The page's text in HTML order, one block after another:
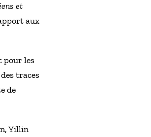
et
aux
pour les
traces
de
Yillin